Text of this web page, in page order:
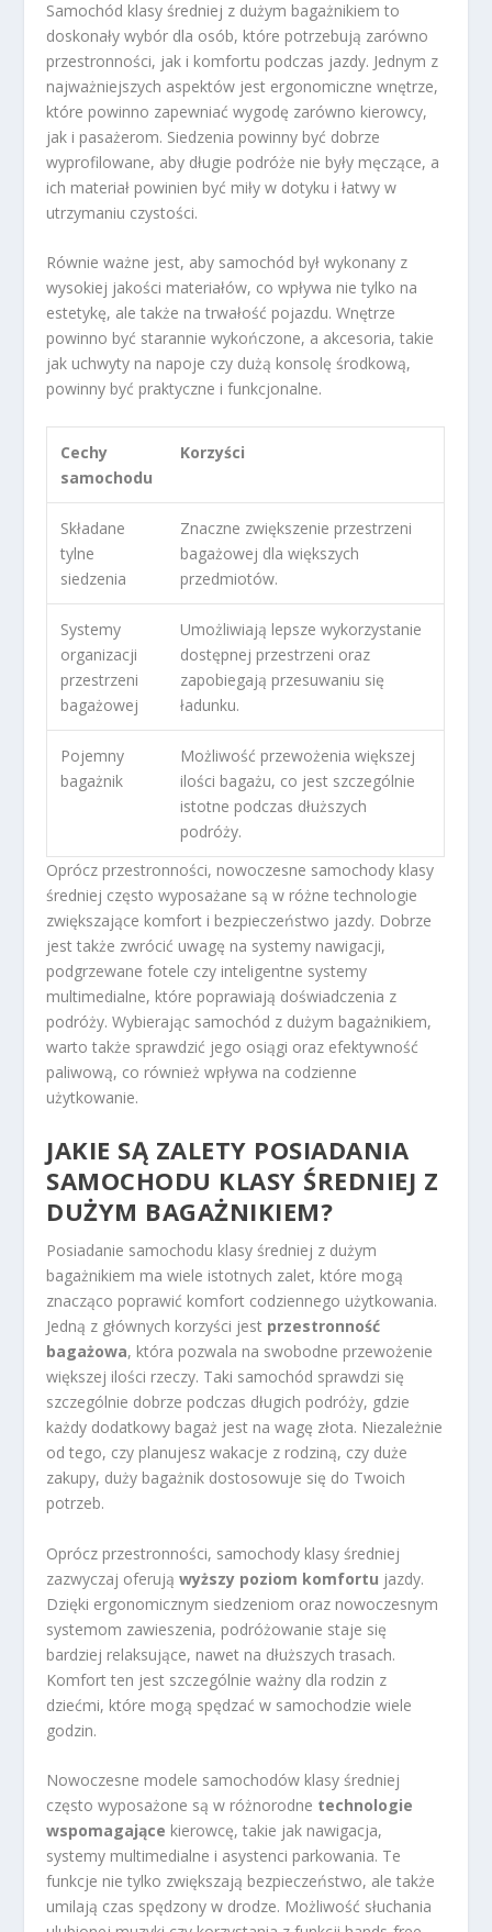
Samochód klasy średniej z dużym bagażnikiem to
doskonały wybór dla osób, które potrzebują zarówno
przestronności, jak i komfortu podczas jazdy. Jednym z
najważniejszych aspektów jest ergonomiczne wnętrze,
które powinno zapewniać wygodę zarówno kierowcy,
jak i pasażerom. Siedzenia powinny być dobrze
wyprofilowane, aby długie podróże nie były męczące, a
ich materiał powinien być miły w dotyku i łatwy w
utrzymaniu czystości.
Równie ważne jest, aby samochód był wykonany z
wysokiej jakości materiałów, co wpływa nie tylko na
estetykę, ale także na trwałość pojazdu. Wnętrze
powinno być starannie wykończone, a akcesoria, takie
jak uchwyty na napoje czy dużą konsolę środkową,
powinny być praktyczne i funkcjonalne.
Cechy
samochodu
Korzyści
Składane
tylne
siedzenia
Znaczne zwiększenie przestrzeni
bagażowej dla większych
przedmiotów.
Systemy
organizacji
przestrzeni
bagażowej
Umożliwiają lepsze wykorzystanie
dostępnej przestrzeni oraz
zapobiegają przesuwaniu się
ładunku.
Pojemny
bagażnik
Możliwość przewożenia większej
ilości bagażu, co jest szczególnie
istotne podczas dłuższych
podróży.
Oprócz przestronności, nowoczesne samochody klasy
średniej często wyposażane są w różne technologie
zwiększające komfort i bezpieczeństwo jazdy. Dobrze
jest także zwrócić uwagę na systemy nawigacji,
podgrzewane fotele czy inteligentne systemy
multimedialne, które poprawiają doświadczenia z
podróży. Wybierając samochód z dużym bagażnikiem,
warto także sprawdzić jego osiągi oraz efektywność
paliwową, co również wpływa na codzienne
użytkowanie.
JAKIE SĄ ZALETY POSIADANIA
SAMOCHODU KLASY ŚREDNIEJ Z
DUŻYM BAGAŻNIKIEM?
Posiadanie samochodu klasy średniej z dużym
bagażnikiem ma wiele istotnych zalet, które mogą
znacząco poprawić komfort codziennego użytkowania.
Jedną z głównych korzyści jest przestronność
bagażowa, która pozwala na swobodne przewożenie
większej ilości rzeczy. Taki samochód sprawdzi się
szczególnie dobrze podczas długich podróży, gdzie
każdy dodatkowy bagaż jest na wagę złota. Niezależnie
od tego, czy planujesz wakacje z rodziną, czy duże
zakupy, duży bagażnik dostosowuje się do Twoich
potrzeb.
Oprócz przestronności, samochody klasy średniej
zazwyczaj oferująwyższy poziom komfortu jazdy.
Dzięki ergonomicznym siedzeniom oraz nowoczesnym
systemom zawieszenia, podróżowanie staje się
bardziej relaksujące, nawet na dłuższych trasach.
Komfort ten jest szczególnie ważny dla rodzin z
dziećmi, które mogą spędzać w samochodzie wiele
godzin.
Nowoczesne modele samochodów klasy średniej
często wyposażone są w różnorodne technologie
wspomagające kierowcę, takie jak nawigacja,
systemy multimedialne i asystenci parkowania. Te
funkcje nie tylko zwiększają bezpieczeństwo, ale także
umilają czas spędzony w drodze. Możliwość słuchania